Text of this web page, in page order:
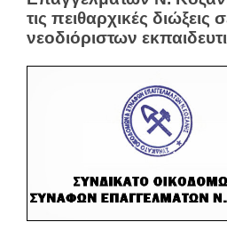
τις πειθαρχικές διώξεις
νεοδιόριστων